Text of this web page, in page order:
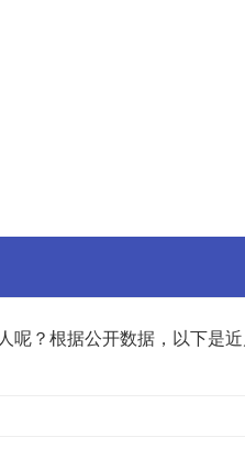
？根据公开数据，以下是